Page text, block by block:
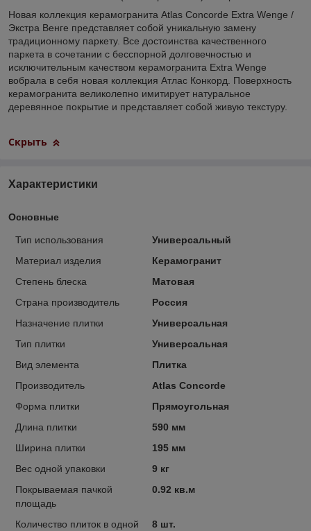
Новая коллекция керамогранита Atlas Concorde Extra Wenge /
Экстра Венге представляет собой уникальную замену
традиционному паркету. Все достоинства качественного
паркета в сочетании с бесспорной долговечностью и
исключительным качеством керамогранита Extra Wenge
вобрала в себя новая коллекция Атлас Конкорд. Поверхность
керамогранита великолепно имитирует натуральное
деревянное покрытие и представляет собой живую текстуру.
Скрыть
Характеристики
Основные
Тип использования
Универсальный
Материал изделия
Керамогранит
Степень блеска
Матовая
Страна производитель
Россия
Назначение плитки
Универсальная
Тип плитки
Универсальная
Вид элемента
Плитка
Производитель
Atlas Concorde
Форма плитки
Прямоугольная
Длина плитки
590 мм
Ширина плитки
195 мм
Вес одной упаковки
9 кг
Покрываемая пачкой
площадь
0.92 кв.м
Количество плиток в одной
8 шт.